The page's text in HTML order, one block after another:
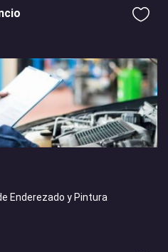
Enderezado y Pintura